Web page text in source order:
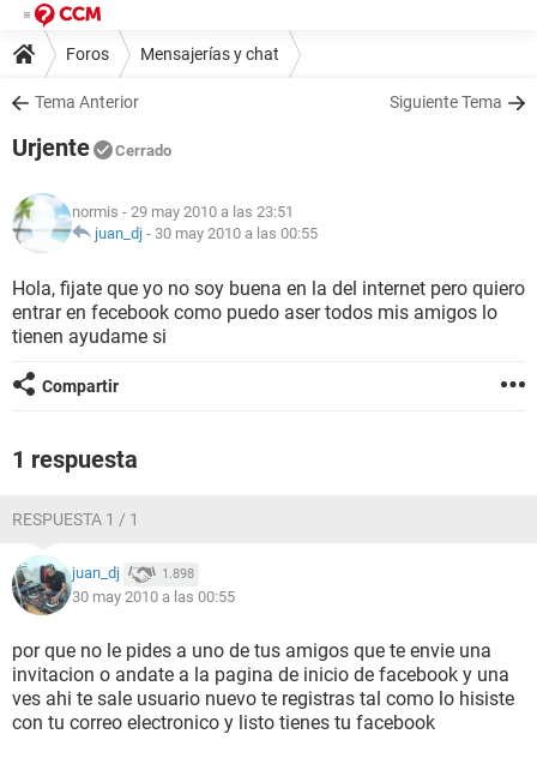
Foros Mensajerías y chat
Tema Anterior Siguiente Tema
Urjente Cerrado
normis - 29 may 2010 a las 23:51
juan_dj - 30 may 2010 a las 00:55
Hola, fijate que yo no soy buena en la del internet pero quiero
entrar en fecebook como puedo aser todos mis amigos lo
tienen ayudame si
Compartir
1 respuesta
RESPUESTA 1 / 1
juan_dj 1.898
30 may 2010 a las 00:55
por que no le pides a uno de tus amigos que te envie una
invitacion o andate a la pagina de inicio de facebook y una
ves ahi te sale usuario nuevo te registras tal como lo hisiste
con tu correo electronico y listo tienes tu facebook